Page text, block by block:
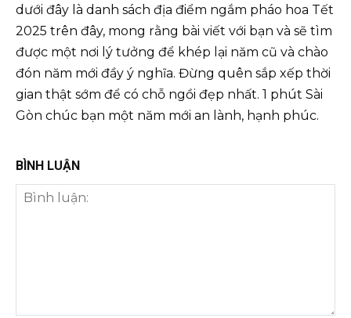
dưới đây là danh sách địa điểm ngắm pháo hoa Tết
2025 trên đây, mong rằng bài viết với bạn và sẽ tìm
được một nơi lý tưởng để khép lại năm cũ và chào
đón năm mới đầy ý nghĩa. Đừng quên sắp xếp thời
gian thật sớm để có chỗ ngồi đẹp nhất. 1 phút Sài
Gòn chúc bạn một năm mới an lành, hạnh phúc.
BÌNH LUẬN